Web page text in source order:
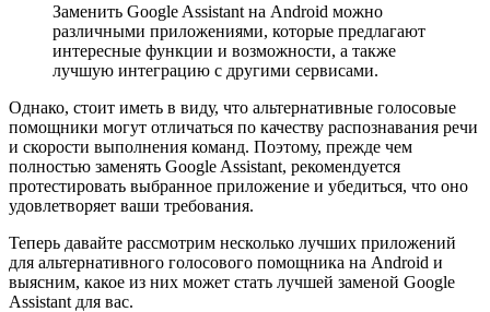
Заменить Google Assistant на Android можно
различными приложениями, которые предлагают
интересные функции и возможности, а также
лучшую интеграцию с другими сервисами.
Однако, стоит иметь в виду, что альтернативные голосовые
помощники могут отличаться по качеству распознавания речи
и скорости выполнения команд. Поэтому, прежде чем
полностью заменять Google Assistant, рекомендуется
протестировать выбранное приложение и убедиться, что оно
удовлетворяет ваши требования.
Теперь давайте рассмотрим несколько лучших приложений
для альтернативного голосового помощника на Android и
выясним, какое из них может стать лучшей заменой Google
Assistant для вас.